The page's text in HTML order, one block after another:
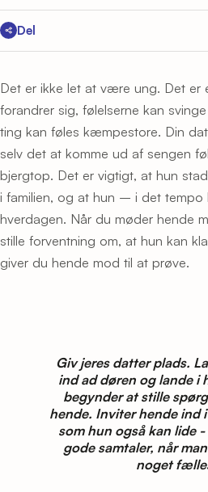
Del
Det er ikke let at være ung. Det er
forandrer sig, følelserne kan
ting kan føles kæmpestore. Din
selv det at komme ud af sengen
bjergtop. Det er vigtigt, at hun
i familien, og at hun – i det
hverdagen. Når du møder hende
stille forventning om, at hun kan
giver du hende mod til at prøve.
Giv jeres datter plads.
ind ad døren og lande i
begynder at stille
hende. Inviter hende ind
som hun også kan lide
gode samtaler, når
noget